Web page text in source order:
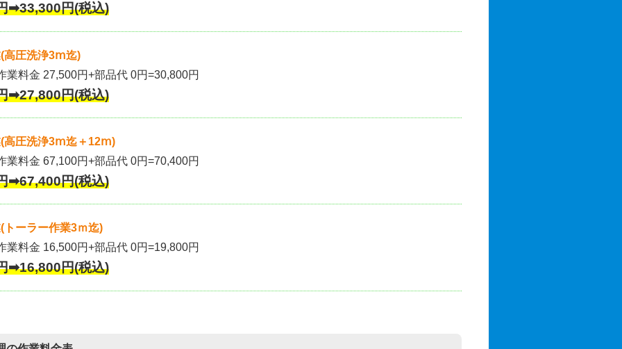
➡33,300円(税込)
高圧洗浄3ⅿ迄)
業料金 27,500円+部品代 0円=30,800円
➡27,800円(税込)
(高圧洗浄3ⅿ迄＋12ⅿ)
業料金 67,100円+部品代 0円=70,400円
➡67,400円(税込)
トーラー作業3ｍ迄)
業料金 16,500円+部品代 0円=19,800円
➡16,800円(税込)